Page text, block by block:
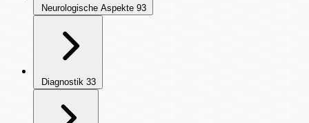
Neurologische Aspekte 93
Diagnostik 33